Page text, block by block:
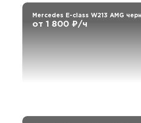
Mercedes E-class W213 AMG
от 1 800 ₽/ч